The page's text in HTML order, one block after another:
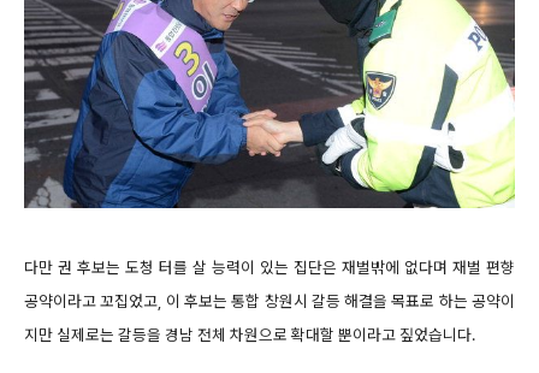
다만 권 후보는 도청 터를 살 능력이 있는 집단은 재벌밖에 없다며 재벌 편향
공약이라고 꼬집었고, 이 후보는 통합 창원시 갈등 해결을 목표로 하는 공약이
지만 실제로는 갈등을 경남 전체 차원으로 확대할 뿐이라고 짚었습니다.